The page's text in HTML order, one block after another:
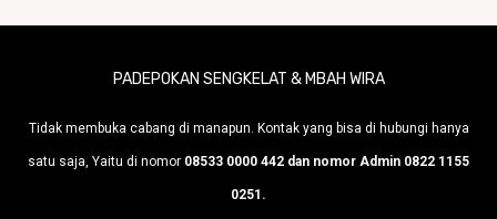
PADEPOKAN SENGKELAT & MBAH WIRA
Tidak membuka cabang di manapun. Kontak yang bisa di hubungi hanya
satu saja, Yaitu di nomor 08533 0000 442 dan nomor Admin 0822 1155
0251.